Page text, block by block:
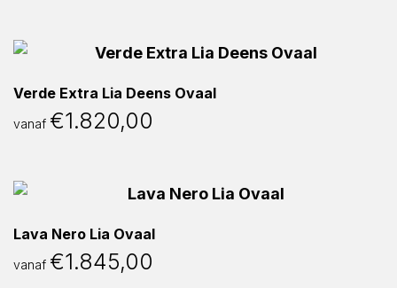
Verde Extra Lia Deens Ovaal
vanaf €1.820,00
Lava Nero Lia Ovaal
vanaf €1.845,00